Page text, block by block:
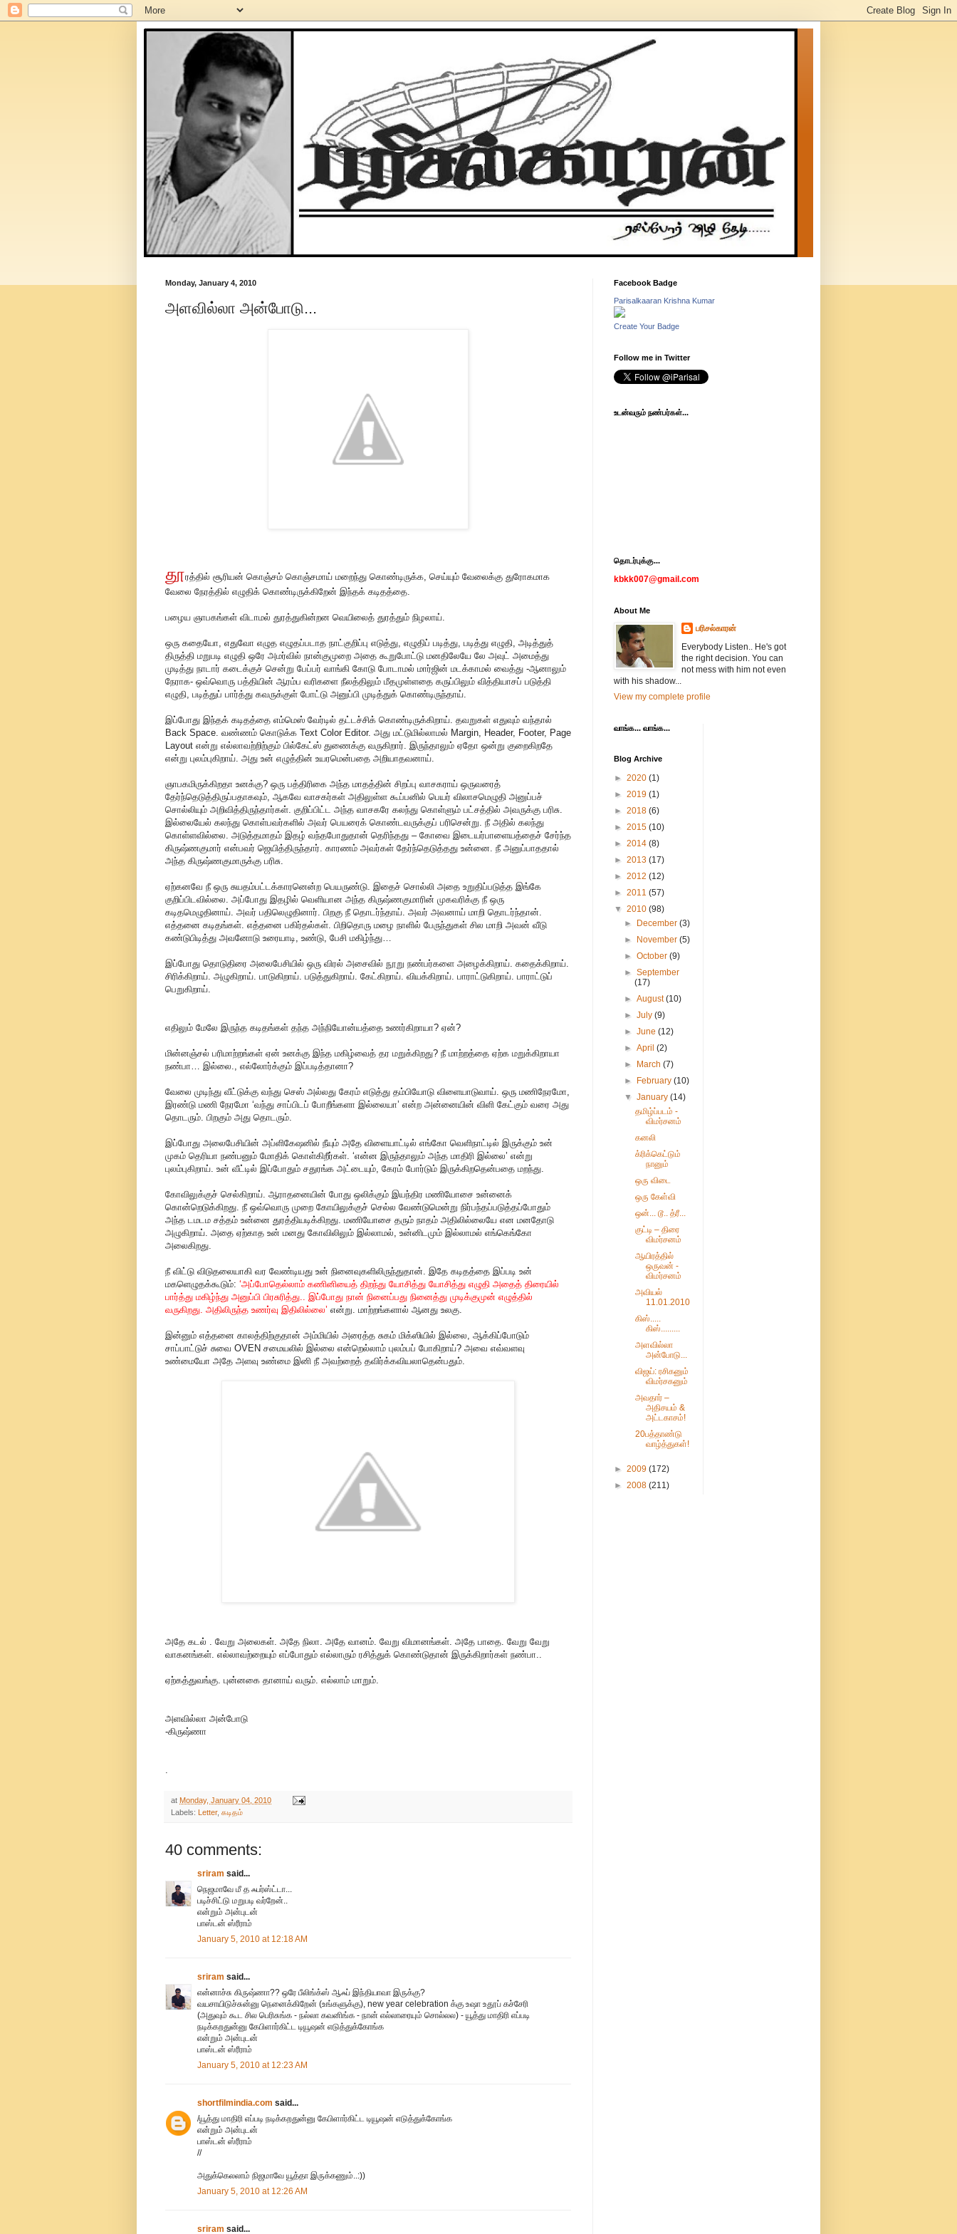
Monday, January 4, 2010
அளவில்லா அன்போடு...
தூரத்தில் சூரியன் கொஞ்சம் கொஞ்சமாய் மறைந்து கொண்டிருக்க, செய்யும் வேலைக்கு துரோகமாக
வேலை நேரத்தில் எழுதிக் கொண்டிருக்கிறேன் இந்தக் கடிதத்தை.
பழைய ஞாபகங்கள் விடாமல் துரத்துகின்றன வெயிலைத் துரத்தும் நிழலாய்.
ஒரு கதையோ, எதுவோ எழுத எழுதப்படாத நாட்குறிப்பு எடுத்து, எழுதிப் படித்து, படித்து எழுதி, அடித்துத்
திருத்தி மறுபடி எழுதி ஒரே அமர்வில் நான்குமுறை அதை கூறுபோட்டு மனதிலேயே லே அவுட் அமைத்து
முடித்து நாடார் கடைக்குச் சென்று பேப்பர் வாங்கி கோடு போடாமல் மார்ஜின் மடக்காமல் வைத்து -ஆனாலும்
நேராக- ஒவ்வொரு பத்தியின் ஆரம்ப வரிகளை நீலத்திலும் மீதமுள்ளதை கருப்பிலும் வித்தியாசப் படுத்தி
எழுதி, படித்துப் பார்த்து கவருக்குள் போட்டு அனுப்பி முடித்துக் கொண்டிருந்தாய்.
இப்போது இந்தக் கடிதத்தை எம்மெஸ் வேர்டில் தட்டச்சிக் கொண்டிருக்கிறாய். தவறுகள் எதுவும் வந்தால்
Back Space. வண்ணம் கொடுக்க Text Color Editor. அது மட்டுமில்லாமல் Margin, Header, Footer, Page
Layout என்று எல்லாவற்றிற்கும் பில்கேட்ஸ் துணைக்கு வருகிறார். இருந்தாலும் ஏதோ ஒன்று குறைகிறதே
என்று புலம்புகிறாய். அது உன் எழுத்தின் உயரமென்பதை அறியாதவனாய்.
ஞாபகமிருக்கிறதா உனக்கு? ஒரு பத்திரிகை அந்த மாதத்தின் சிறப்பு வாசகராய் ஒருவரைத்
தேர்ந்தெடுத்திருப்பதாகவும், ஆகவே வாசகர்கள் அதிலுள்ள கூப்பனில் பெயர் விலாசமெழுதி அனுப்பச்
சொல்லியும் அறிவித்திருந்தார்கள். குறிப்பிட்ட அந்த வாசகரே கலந்து கொள்ளும் பட்சத்தில் அவருக்கு பரிசு.
இல்லையேல் கலந்து கொள்பவர்களில் அவர் பெயரைக் கொண்டவருக்குப் பரிசென்று. நீ அதில் கலந்து
கொள்ளவில்லை. அடுத்தமாதம் இதழ் வந்தபோதுதான் தெரிந்தது – கோவை இடையர்பாளையத்தைச் சேர்ந்த
கிருஷ்ணகுமார் என்பவர் ஜெயித்திருந்தார். காரணம் அவர்கள் தேர்ந்தெடுத்தது உன்னை. நீ அனுப்பாததால்
அந்த கிருஷ்ணகுமாருக்கு பரிசு.
ஏற்கனவே நீ ஒரு சுயதம்பட்டக்காரனென்ற பெயருண்டு. இதைச் சொல்லி அதை உறுதிப்படுத்த இங்கே
குறிப்பிடவில்லை. அப்போது இதழில் வெளியான அந்த கிருஷ்ணகுமாரின் முகவரிக்கு நீ ஒரு
கடிதமெழுதினாய். அவர் பதிலெழுதினார். பிறகு நீ தொடர்ந்தாய். அவர் அவனாய் மாறி தொடர்ந்தான்.
எத்தனை கடிதங்கள். எத்தனை பகிர்தல்கள். பிறிதொரு மழை நாளில் பேருந்துகள் சில மாறி அவன் வீடு
கண்டுபிடித்து அவனோடு உரையாடி, உண்டு, பேசி மகிழ்ந்து…
இப்போது தொடுதிரை அலைபேசியில் ஒரு விரல் அசைவில் நூறு நண்பர்களை அழைக்கிறாய். கதைக்கிறாய்.
சிரிக்கிறாய். அழுகிறாய். பாடுகிறாய். படுத்துகிறாய். கேட்கிறாய். வியக்கிறாய். பாராட்டுகிறாய். பாராட்டுப்
பெறுகிறாய்.
எதிலும் மேலே இருந்த கடிதங்கள் தந்த அந்நியோன்யத்தை உணர்கிறாயா? ஏன்?
மின்னஞ்சல் பரிமாற்றங்கள் ஏன் உனக்கு இந்த மகிழ்வைத் தர மறுக்கிறது? நீ மாற்றத்தை ஏற்க மறுக்கிறாயா
நண்பா… இல்லை., எல்லோர்க்கும் இப்படித்தானா?
வேலை முடிந்து வீட்டுக்கு வந்து செஸ் அல்லது கேரம் எடுத்து தம்பியோடு விளையாடுவாய். ஒரு மணிநேரமோ,
இரண்டு மணி நேரமோ ‘வந்து சாப்பிடப் போறீங்களா இல்லையா’ என்ற அன்னையின் விளி கேட்கும் வரை அது
தொடரும். பிறகும் அது தொடரும்.
இப்போது அலைபேசியின் அப்ளிகேஷனில் நீயும் அதே விளையாட்டில் எங்கோ வெளிநாட்டில் இருக்கும் உன்
முகம் தெரியா நண்பனும் மோதிக் கொள்கிறீர்கள். ‘என்ன இருந்தாலும் அந்த மாதிரி இல்லை’ என்று
புலம்புகிறாய். உன் வீட்டில் இப்போதும் சதுரங்க அட்டையும், கேரம் போர்டும் இருக்கிறதென்பதை மறந்து.
கோவிலுக்குச் செல்கிறாய். ஆராதனையின் போது ஒலிக்கும் இயந்திர மணியோசை உன்னைக்
கொன்றெடுக்கிறது. நீ ஒவ்வொரு முறை கோயிலுக்குச் செல்ல வேண்டுமென்று நிர்பந்தப்படுத்தப்போதும்
அந்த டமடம சத்தம் உன்னை துரத்தியடிக்கிறது. மணியோசை தரும் நாதம் அதிலில்லையே என மனதோடு
அழுகிறாய். அதை ஏற்காத உன் மனது கோவிலிலும் இல்லாமல், உன்னிடமும் இல்லாமல் எங்கெங்கோ
அலைகிறது.
நீ விட்டு விடுதலையாகி வர வேண்டியது உன் நினைவுகளிலிருந்துதான். இதே கடிதத்தை இப்படி உன்
மகளெழுதக்கூடும்: ‘அப்போதெல்லாம் கணினியைத் திறந்து யோசித்து யோசித்து எழுதி அதைத் திரையில்
பார்த்து மகிழ்ந்து அனுப்பி பிரசுரித்து.. இப்போது நான் நினைப்பது நினைத்து முடிக்குமுன் எழுத்தில்
வருகிறது. அதிலிருந்த உணர்வு இதிலில்லை’ என்று. மாற்றங்களால் ஆனது உலகு.
இன்னும் எத்தனை காலத்திற்குதான் அம்மியில் அரைத்த சுகம் மிக்ஸியில் இல்லை, ஆக்கிப்போடும்
சாப்பாட்டுச் சுவை OVEN சமையலில் இல்லை என்றெல்லாம் புலம்பப் போகிறாய்? அவை எவ்வளவு
உண்மையோ அதே அளவு உண்மை இனி நீ அவற்றைத் தவிர்க்கவியலாதென்பதும்.
அதே கடல் . வேறு அலைகள். அதே நிலா. அதே வானம். வேறு விமானங்கள். அதே பாதை. வேறு வேறு
வாகனங்கள். எல்லாவற்றையும் எப்போதும் எல்லாரும் ரசித்துக் கொண்டுதான் இருக்கிறார்கள் நண்பா..
ஏற்கத்துவங்கு. புன்னகை தானாய் வரும். எல்லாம் மாறும்.
அளவில்லா அன்போடு
-கிருஷ்ணா
at Monday, January 04, 2010
Labels: Letter, கடிதம்
40 comments:
sriram said...
நெஜமாவே மீ த ஃபர்ஸ்ட்டா...
படிச்சிட்டு மறுபடி வர்றேன்..
என்றும் அன்புடன்
பாஸ்டன் ஸ்ரீராம்
January 5, 2010 at 12:18 AM
sriram said...
என்னாச்சு கிருஷ்ணா?? ஒரே பீலிங்க்ஸ் ஆஃப் இந்தியாவா இருக்கு?
வயசாயிடுச்சுன்னு நெனைக்கிறேன் (உங்களுக்கு), new year celebration க்கு உஷா உதூப் கச்சேரி
(அதுவும் கூட சில பெரிசுங்க - நல்லா கவனிங்க - நான் எல்லாரையும் சொல்லல) - யூத்து மாதிரி எப்படி
நடிக்கறதுன்னு கேபிளார்கிட்ட டியூஷன் எடுத்துக்கோங்க
என்றும் அன்புடன்
பாஸ்டன் ஸ்ரீராம்
January 5, 2010 at 12:23 AM
shortfilmindia.com said...
/யூத்து மாதிரி எப்படி நடிக்கறதுன்னு கேபிளார்கிட்ட டியூஷன் எடுத்துக்கோங்க
என்றும் அன்புடன்
பாஸ்டன் ஸ்ரீராம்
//
அதுக்கெலலாம் நிஜமாவே யூத்தா இருக்கணும்..:))
January 5, 2010 at 12:26 AM
sriram said...
Facebook Badge
Parisalkaaran Krishna Kumar
Create Your Badge
Follow me in Twitter
உடன்வரும் நண்பர்கள்...
தொடர்புக்கு...
kbkk007@gmail.com
About Me
பரிசல்காரன்
Everybody Listen.. He's got
the right decision. You can
not mess with him not even
with his shadow...
View my complete profile
வாங்க... வாங்க...
Blog Archive
► 2020 (1)
► 2019 (1)
► 2018 (6)
► 2015 (10)
► 2014 (8)
► 2013 (17)
► 2012 (12)
► 2011 (57)
▼ 2010 (98)
►
December(3)
►
November(5)
►October(9)
►September
(17)
►August(10)
►July(9)
►June(12)
►April(2)
►
March(7)
►
February(10)
▼January(14)
தமிழ்ப்படம் -
விமர்சனம்
கனலி
க்ரிக்கெட்டும்
நானும்
ஒரு விடை
ஒரு கேள்வி
ஒன்... டூ.. த்ரீ...
குட்டி – திரை
விமர்சனம்
ஆயிரத்தில்
ஒருவன் -
விமர்சனம்
அவியல்
11.01.2010
கிஸ்.....
கிஸ்.........
அளவில்லா
அன்போடு...
விஜய்: ரசிகனும்
விமர்சகனும்
அவதார் –
அதிசயம் &
அட்டகாசம்!
20பத்தாண்டு
வாழ்த்துகள்!
► 2009 (172)
► 2008 (211)